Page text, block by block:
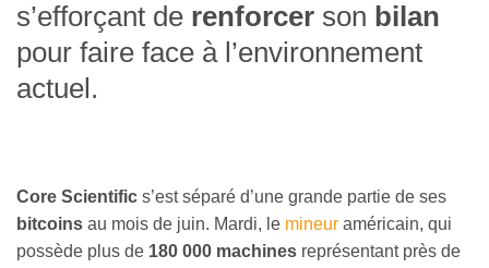
s’efforçant de renforcer son bilan
pour faire face à l’environnement
actuel.
Core Scientific s’est séparé d’une grande partie de ses
bitcoins au mois de juin. Mardi, le mineur américain, qui
possède plus de 180 000 machines représentant près de